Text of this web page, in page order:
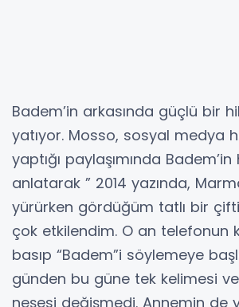
Badem’in arkasında güçlü bir
yatıyor. Mosso, sosyal medya
yaptığı paylaşımında
anlatarak ” 2014 yazında,
yürürken gördüğüm tatlı bir
çok etkilendim. O an telefonun
basıp “Badem”i söylemeye
günden bu güne tek kelimesi
neşesi değişmedi. Annemin de